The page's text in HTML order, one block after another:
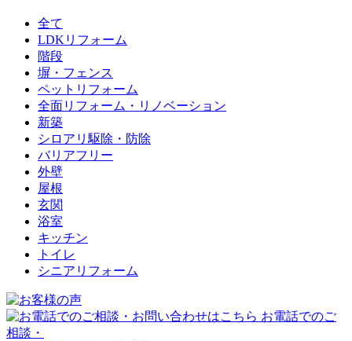
全て
LDKリフォーム
階段
塀・フェンス
ペットリフォーム
全面リフォーム・リノベーション
新築
シロアリ駆除・防除
バリアフリー
外壁
屋根
玄関
浴室
キッチン
トイレ
シニアリフォーム
お電話でのご
相談・